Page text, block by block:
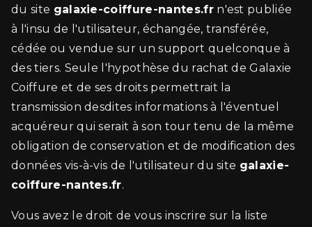
du site galaxie-coiffure-nantes.frn'est publiée
à l'insu de l'utilisateur, échangée, transférée,
cédée ou vendue sur un support quelconque à
des tiers. Seule l'hypothèse du rachat de Galaxie
Coiffure et de ses droits permettrait la
transmission desdites informations à l'éventuel
acquéreur qui serait à son tour tenu de la même
obligation de conservation et de modification des
données vis-à-vis de l'utilisateur du site galaxie-
coiffure-nantes.fr.
Vous avez le droit de vous inscrire sur la liste